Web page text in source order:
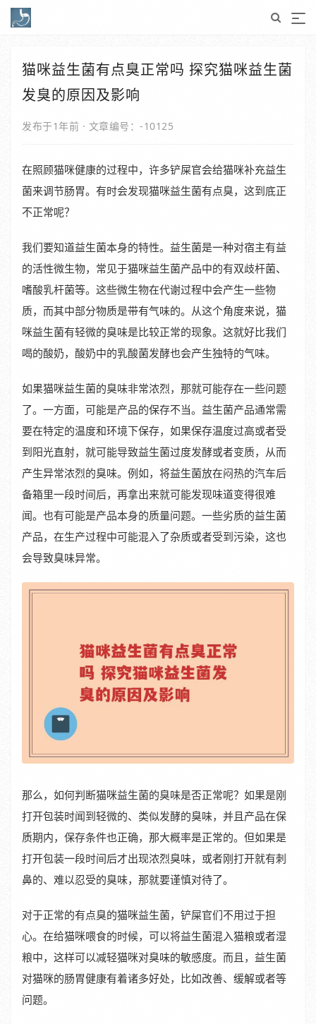
猫咪益生菌有点臭正常吗 探究猫咪益生菌
发臭的原因及影响
发布于1年前 · 文章编号：-10125
在照顾猫咪健康的过程中，许多铲屎官会给猫咪补充益生
菌来调节肠胃。有时会发现猫咪益生菌有点臭，这到底正
不正常呢？
我们要知道益生菌本身的特性。益生菌是一种对宿主有益
的活性微生物，常见于猫咪益生菌产品中的有双歧杆菌、
嗜酸乳杆菌等。这些微生物在代谢过程中会产生一些物
质，而其中部分物质是带有气味的。从这个角度来说，猫
咪益生菌有轻微的臭味是比较正常的现象。这就好比我们
喝的酸奶，酸奶中的乳酸菌发酵也会产生独特的气味。
如果猫咪益生菌的臭味非常浓烈，那就可能存在一些问题
了。一方面，可能是产品的保存不当。益生菌产品通常需
要在特定的温度和环境下保存，如果保存温度过高或者受
到阳光直射，就可能导致益生菌过度发酵或者变质，从而
产生异常浓烈的臭味。例如，将益生菌放在闷热的汽车后
备箱里一段时间后，再拿出来就可能发现味道变得很难
闻。也有可能是产品本身的质量问题。一些劣质的益生菌
产品，在生产过程中可能混入了杂质或者受到污染，这也
会导致臭味异常。
那么，如何判断猫咪益生菌的臭味是否正常呢？如果是刚
打开包装时闻到轻微的、类似发酵的臭味，并且产品在保
质期内，保存条件也正确，那大概率是正常的。但如果是
打开包装一段时间后才出现浓烈臭味，或者刚打开就有刺
鼻的、难以忍受的臭味，那就要谨慎对待了。
对于正常的有点臭的猫咪益生菌，铲屎官们不用过于担
心。在给猫咪喂食的时候，可以将益生菌混入猫粮或者湿
粮中，这样可以减轻猫咪对臭味的敏感度。而且，益生菌
对猫咪的肠胃健康有着诸多好处，比如改善、缓解或者等
问题。